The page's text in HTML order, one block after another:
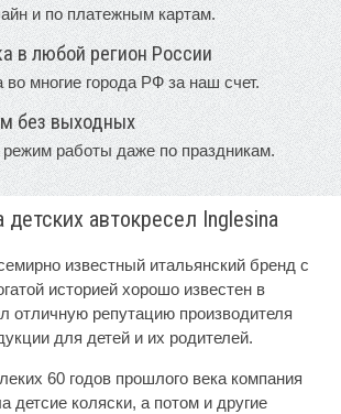
и по платежным картам.
в любой регион России
во многие города РФ за наш счет.
без выходных
работы даже по праздникам.
автокресел Inglesina
известный итальянский бренд с
историей хорошо известен в
отличную репутацию производителя
для детей и их родителей.
60 годов прошлого века компания
детсие коляски, а потом и другие